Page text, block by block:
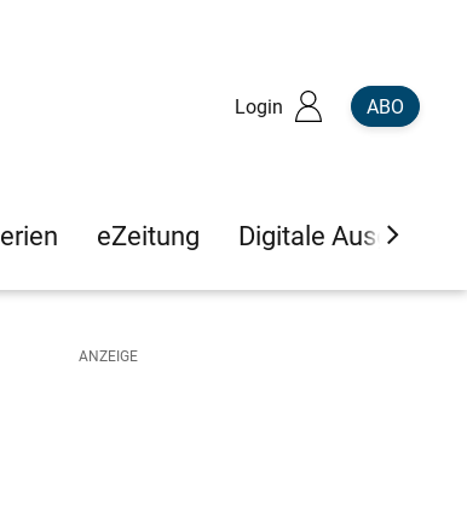
Login ABO
eZeitung Digitale Ausgaben